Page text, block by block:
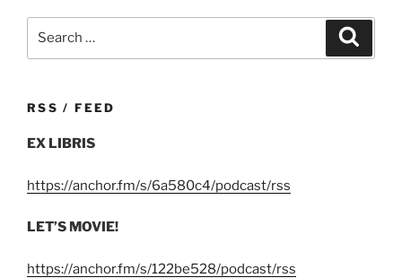
RSS / FEED
EX LIBRIS
https://anchor.fm/s/6a580c4/podcast/rss
LET’S MOVIE!
https://anchor.fm/s/122be528/podcast/rss